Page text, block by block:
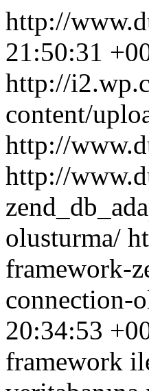
http://
21:50:31
http://
content/
http://
http://
olusturma/
framework-
connection-
20:34:53
framework